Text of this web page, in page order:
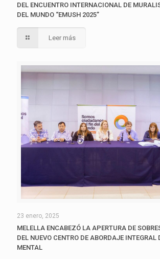
DEL ENCUENTRO INTERNACIONAL DE
DEL MUNDO “EMUSH 2025”
Leer más
23 enero, 2025
MELELLA ENCABEZÓ LA APERTURA DE
DEL NUEVO CENTRO DE ABORDAJE INTEGRAL
MENTAL